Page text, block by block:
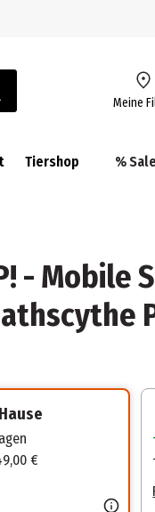
Meine
Tiershop %
- Mobile
€